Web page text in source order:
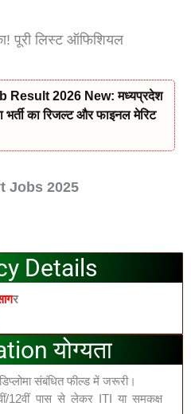
पूरी लिस्ट ऑफिशियल
Result 2026 New: मध्यप्रदेश
भर्ती का रिजल्ट और फाइनल मेरिट
Jobs 2025
Details
र
योग्यता
संबंधित फील्ड में जरूरी।
12वीं पास से लेकर ITI या समकक्ष